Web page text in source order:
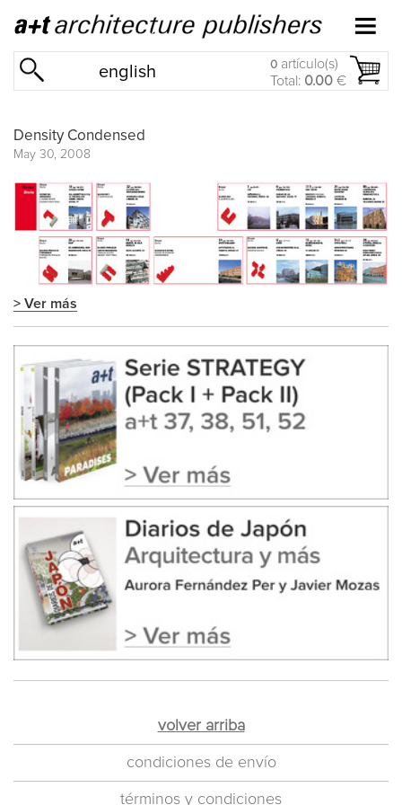
english 0 artículo(s)
Total: 0.00 €
Density Condensed
May 30, 2008
> Ver más
volver arriba
condiciones de envío
términos y condiciones